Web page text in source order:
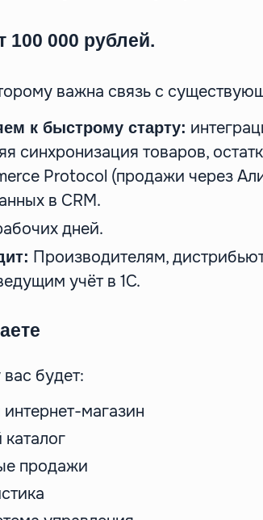
100 000 рублей.
важна связь с
к быстрому старту:
синхронизация товаров,
Protocol (продажи через
в CRM.
дней.
Производителям,
учёт в 1С.
будет:
магазин
продажи